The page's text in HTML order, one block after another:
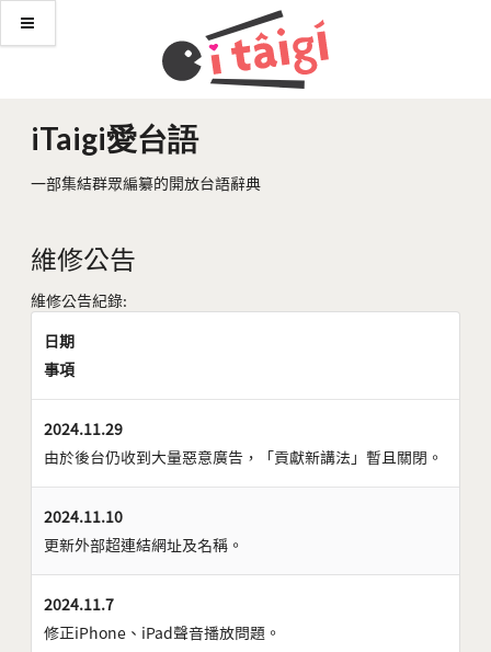
iTaigi愛台語
一部集結群眾編纂的開放台語辭典
維修公告
維修公告紀錄:
日期
事項
2024.11.29
由於後台仍收到大量惡意廣告，「貢獻新講法」暫且關閉。
2024.11.10
更新外部超連結網址及名稱。
2024.11.7
修正iPhone、iPad聲音播放問題。